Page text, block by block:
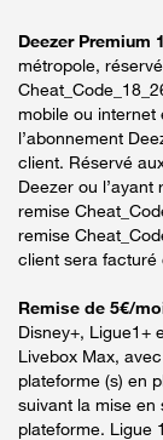
Deezer Premium
métropole,
mobile ou internet
l’abonnement
client. Réservé
Deezer ou
remise
remise
client sera facturé
Remise de 5€/
Disney+, Ligue1+
Livebox Max,
plateforme (s) en
suivant la mise
plateforme. Ligue